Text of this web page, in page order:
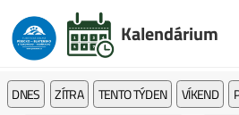
Kalendárium
DNES ZÍTRA TENTO TÝDEN VÍKEND